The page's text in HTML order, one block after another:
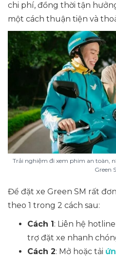
chi phí, đồng thời tận
một cách thuận tiện và
Trải nghiệm đi xem phim an toàn,
Green
Để đặt xe Green SM rất
theo 1 trong 2 cách sau:
Cách 1: Liên hệ hotline
trợ đặt xe nhanh
Cách 2: Mở hoặc tải